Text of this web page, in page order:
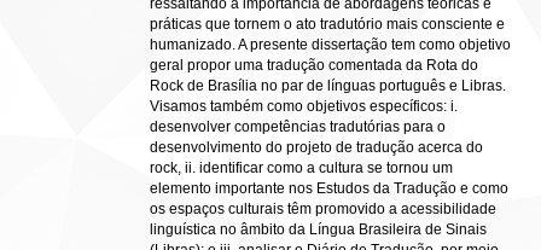
ressaltando a importância de abordagens teóricas e
práticas que tornem o ato tradutório mais consciente e
humanizado. A presente dissertação tem como objetivo
geral propor uma tradução comentada da Rota do
Rock de Brasília no par de línguas português e Libras.
Visamos também como objetivos específicos: i.
desenvolver competências tradutórias para o
desenvolvimento do projeto de tradução acerca do
rock, ii. identificar como a cultura se tornou um
elemento importante nos Estudos da Tradução e como
os espaços culturais têm promovido a acessibilidade
linguística no âmbito da Língua Brasileira de Sinais